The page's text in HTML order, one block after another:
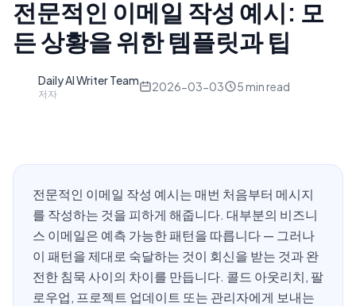
전문적인 이메일 작성 예시: 모
든 상황을 위한 템플릿과 팁
Daily AI Writer Team
저자
2026-03-03 5 min read
전문적인 이메일 작성 예시는 매번 처음부터 메시지
를 작성하는 것을 피하게 해줍니다. 대부분의 비즈니
스 이메일은 예측 가능한 패턴을 따릅니다 — 그러나
이 패턴을 제대로 숙달하는 것이 회신을 받는 것과 완
전한 침묵 사이의 차이를 만듭니다. 콜드 아웃리치, 팔
로우업, 프로젝트 업데이트 또는 관리자에게 보내는